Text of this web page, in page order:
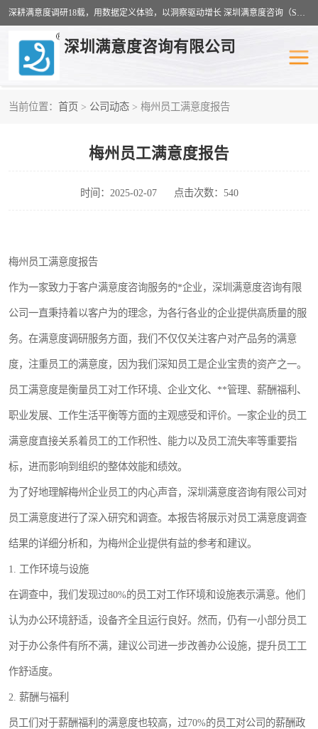
深耕满意度调研18载，用数据定义体验，以洞察驱动增长 深圳满意度咨询（SSC）：十八年专注，丈量每一份体验。
深圳满意度咨询有限公司
当前位置： 首页 > 公司动态 > 梅州员工满意度报告
梅州员工满意度报告
时间：2025-02-07 点击次数：540
梅州员工满意度报告
作为一家致力于客户满意度咨询服务的*企业，深圳满意度咨询有限
公司一直秉持着以客户为的理念，为各行各业的企业提供高质量的服
务。在满意度调研服务方面，我们不仅仅关注客户对产品务的满意
度，注重员工的满意度，因为我们深知员工是企业宝贵的资产之一。
员工满意度是衡量员工对工作环境、企业文化、**管理、薪酬福利、
职业发展、工作生活平衡等方面的主观感受和评价。一家企业的员工
满意度直接关系着员工的工作积性、能力以及员工流失率等重要指
标，进而影响到组织的整体效能和绩效。
为了好地理解梅州企业员工的内心声音，深圳满意度咨询有限公司对
员工满意度进行了深入研究和调查。本报告将展示对员工满意度调查
结果的详细分析和，为梅州企业提供有益的参考和建议。
1. 工作环境与设施
在调查中，我们发现过80%的员工对工作环境和设施表示满意。他们
认为办公环境舒适，设备齐全且运行良好。然而，仍有一小部分员工
对于办公条件有所不满，建议公司进一步改善办公设施，提升员工工
作舒适度。
2. 薪酬与福利
员工们对于薪酬福利的满意度也较高，过70%的员工对公司的薪酬政
客户满意度调查 医疗服务业满意度
公共事务满意度调查 餐饮业满意度调查
服务满意度调查